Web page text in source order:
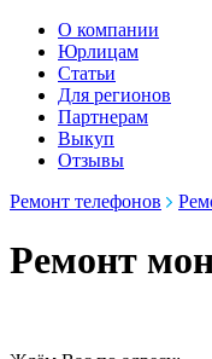
О компании
Юрлицам
Статьи
Для регионов
Партнерам
Выкуп
Отзывы
Ремонт телефонов
Ремонт